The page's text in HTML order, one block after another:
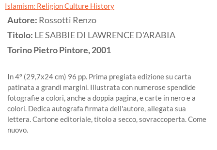
Islamism: Religion Culture History
Autore: Rossotti Renzo
Titolo: LE SABBIE DI LAWRENCE D'ARABIA
TorinoPietro Pintore,2001
In 4º (29,7x24 cm) 96 pp. Prima pregiata edizione su carta
patinata a grandi margini. Illustrata con numerose spendide
fotografie a colori, anche a doppia pagina, e carte in nero e a
colori. Dedica autografa firmata dell'autore, allegata sua
lettera. Cartone editoriale, titolo a secco, sovraccoperta. Come
nuovo.